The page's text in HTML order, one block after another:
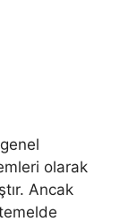
olarak
Ancak